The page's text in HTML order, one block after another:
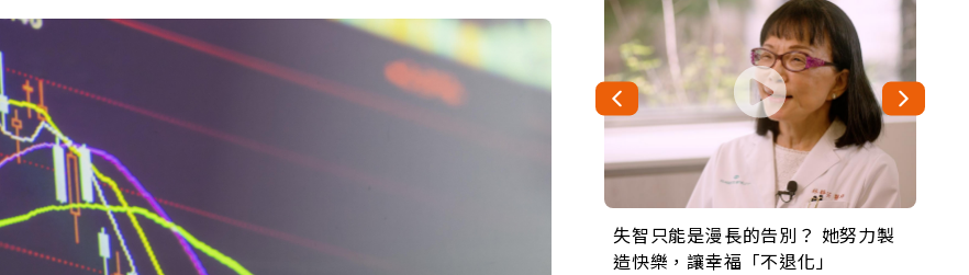
失智只能是漫長的告別？ 她努力製
造快樂，讓幸福「不退化」
來自剛果的巧克力神父 為台灣奉獻
36年 「台灣是我的家，我連作夢都
63歲卸矽谷副總、搬回台灣找快
樂！「蛋黃哥小丑」走進安養院，
104歲打破金氏世界紀錄 成為全球
最年長羽球選手，分享長壽的秘密
事業巔峰他選擇追夢…黑手阿伯拉
小提琴還登上小巨蛋！連CNN都大